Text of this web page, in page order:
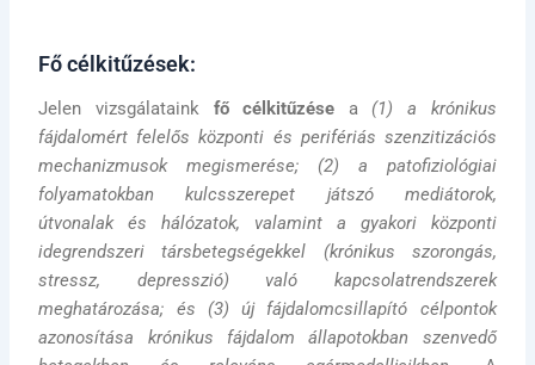
Fő célkitűzések:
Jelen vizsgálataink fő célkitűzése a (1) a krónikus
fájdalomért felelős központi és perifériás szenzitizációs
mechanizmusok megismerése; (2) a patofiziológiai
folyamatokban kulcsszerepet játszó mediátorok,
útvonalak és hálózatok, valamint a gyakori központi
idegrendszeri társbetegségekkel (krónikus szorongás,
stressz, depresszió) való kapcsolatrendszerek
meghatározása; és (3) új fájdalomcsillapító célpontok
azonosítása krónikus fájdalom állapotokban szenvedő